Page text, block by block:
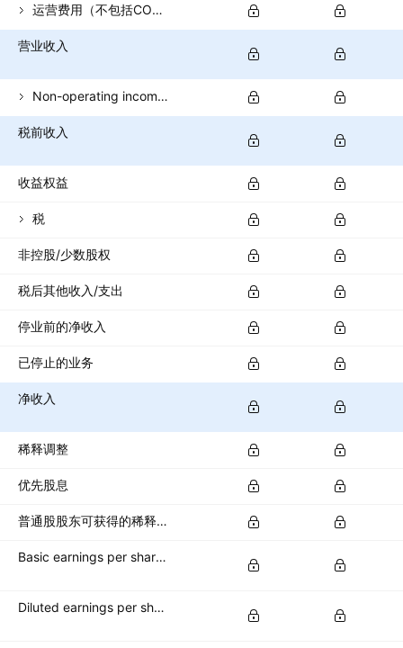
运营费用（不包括COGS）
营业收入
Non-operating income (total)
税前收入
收益权益
税
非控股/少数股权
税后其他收入/支出
停业前的净收入
已停止的业务
净收入
稀释调整
优先股息
普通股股东可获得的稀释净收入
Basic earnings per share (basic EPS)
Diluted earnings per share (diluted EPS)